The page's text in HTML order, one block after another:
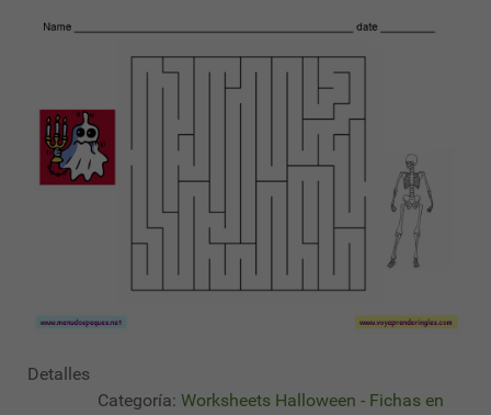
Detalles
Categoría: Worksheets Halloween - Fichas en